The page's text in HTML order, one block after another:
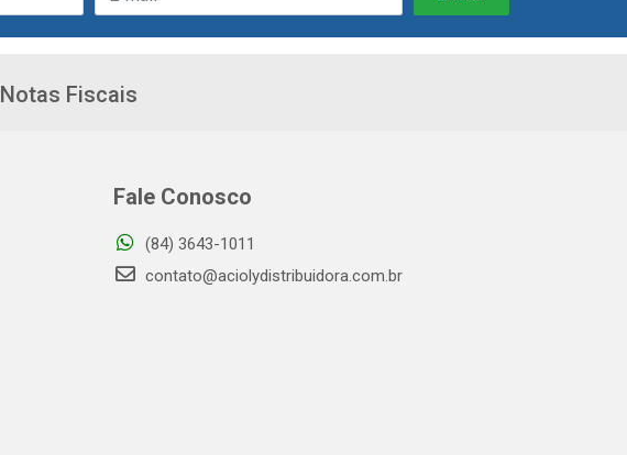
Notas Fiscais
Fale Conosco
(84) 3643-1011
contato@aciolydistribuidora.com.br